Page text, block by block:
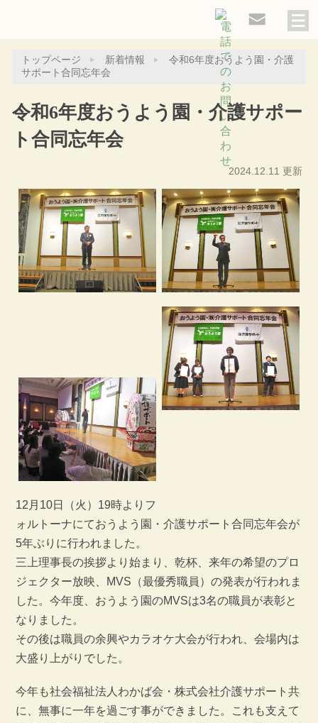
トップページ 新着情報
令和6年度おうよう園・介護
サポート合同忘年会
令和6年度おうよう園・介護サポー
ト合同忘年会
2024.12.11 更新
12月10日（火）19時よりフ
ォルトーナにておうよう園・介護サポート合同忘年会が
5年ぶりに行われました。
三上理事長の挨拶より始まり、乾杯、来年の希望のプロ
ジェクター放映、MVS（最優秀職員）の発表が行われま
した。今年度、おうよう園のMVSは3名の職員が表彰と
なりました。
その後は職員の余興やカラオケ大会が行われ、会場内は
大盛り上がりでした。
今年も社会福祉法人わかば会・株式会社介護サポート共
に、無事に一年を過ごす事ができました。これも支えて